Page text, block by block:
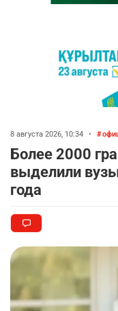
8 августа 2026, 10:34 •
Более 2000
выделили
года